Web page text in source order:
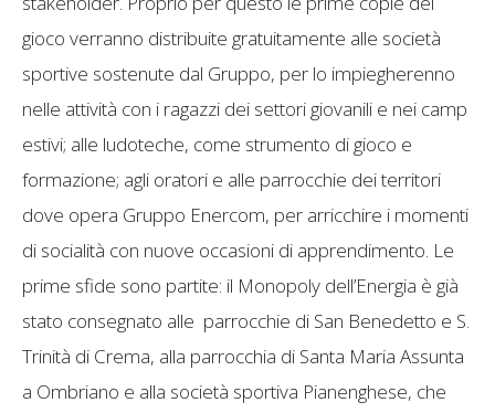
gioco verranno distribuite gratuitamente alle società
sportive sostenute dal Gruppo, per lo impiegherenno
nelle attività con i ragazzi dei settori giovanili e nei camp
estivi; alle ludoteche, come strumento di gioco e
formazione; agli oratori e alle parrocchie dei territori
dove opera Gruppo Enercom, per arricchire i momenti
di socialità con nuove occasioni di apprendimento. Le
prime sfide sono partite: il Monopoly dell’Energia è già
stato consegnato alle parrocchie di San Benedetto e S.
Trinità di Crema, alla parrocchia di Santa Maria Assunta
a Ombriano e alla società sportiva Pianenghese, che